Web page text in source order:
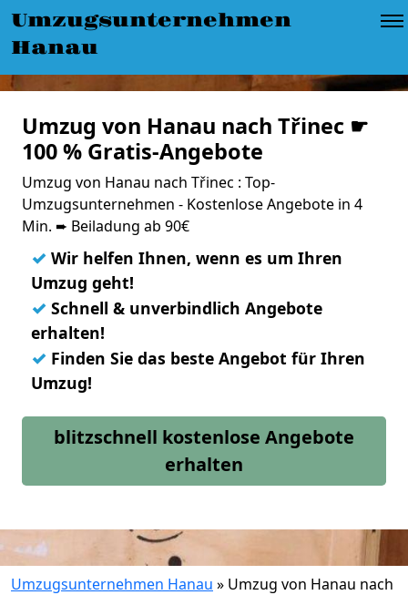
Umzugsunternehmen
Hanau
Umzug von Hanau nach Třinec ☛
100 % Gratis-Angebote
Umzug von Hanau nach Třinec : Top-
Umzugsunternehmen - Kostenlose Angebote in 4
Min. ➨ Beiladung ab 90€
✓ Wir helfen Ihnen, wenn es um Ihren
Umzug geht!
✓ Schnell & unverbindlich Angebote
erhalten!
✓ Finden Sie das beste Angebot für Ihren
Umzug!
blitzschnell kostenlose Angebote
erhalten
Umzugsunternehmen Hanau » Umzug von Hanau nach